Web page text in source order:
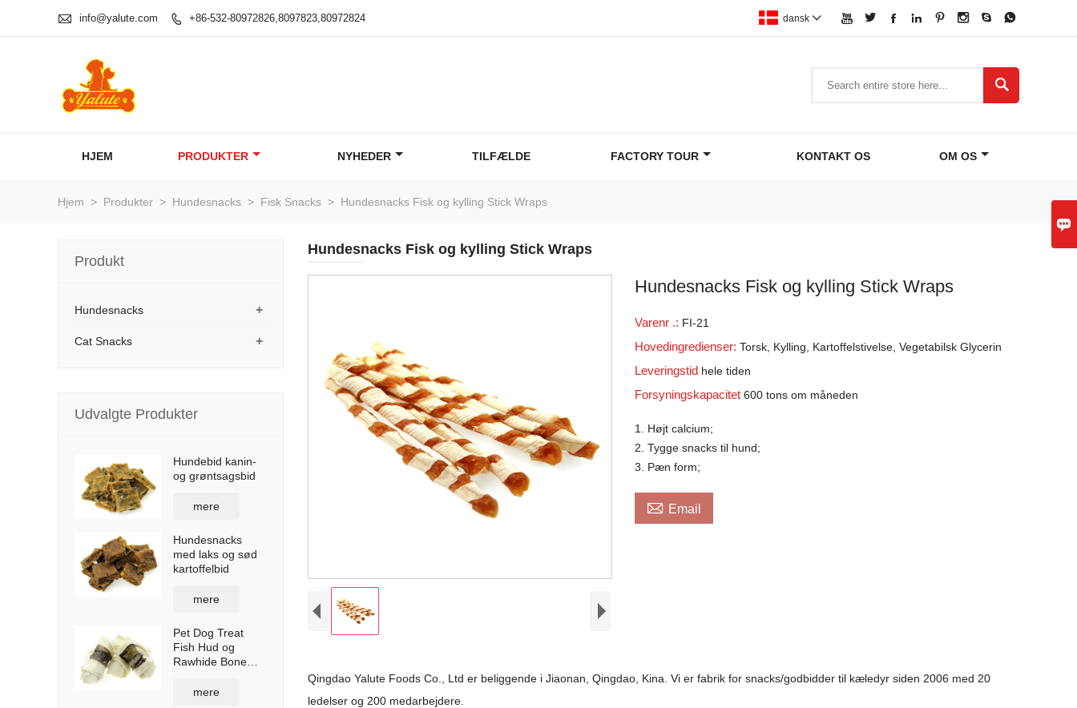

 info@yalute.com  +86-532-80972826,8097823,80972824        
dansk 

HJEM PRODUKTER NYHEDER TILFÆLDE FACTORY TOUR KONTAKT OS OM OS
Hjem > Produkter > Hundesnacks > Fisk Snacks > Hundesnacks Fisk og kylling Stick Wraps
Hundesnacks Fisk og kylling Stick Wraps
Hundesnacks Fisk og kylling Stick Wraps
Varenr .: FI-21
Hovedingredienser:Torsk, Kylling, Kartoffelstivelse, Vegetabilsk Glycerin
Leveringstid hele tiden
Forsyningskapacitet600 tons om måneden
1. Højt calcium;
2. Tygge snacks til hund;
3. Pæn form;
 Email
Qingdao Yalute Foods Co., Ltd er beliggende i Jiaonan, Qingdao, Kina. Vi er fabrik for snacks/godbidder til kæledyr siden 2006 med 20
ledelser og 200 medarbejdere.
Produkt
+
Hundesnacks
+
Cat Snacks
Udvalgte Produkter
Hundebid kanin-
og grøntsagsbid
mere
Hundesnacks
med laks og sød
kartoffelbid
mere
Pet Dog Treat
Fish Hud og
Rawhide Bone
mere